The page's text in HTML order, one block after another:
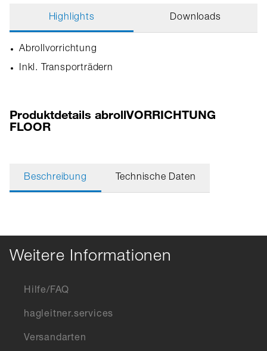
Highlights Downloads
Abrollvorrichtung
Inkl. Transporträdern
Produktdetails abrollVORRICHTUNG
FLOOR
Beschreibung Technische Daten
Weitere Informationen
Hilfe/FAQ
hagleitner.services
Versandarten